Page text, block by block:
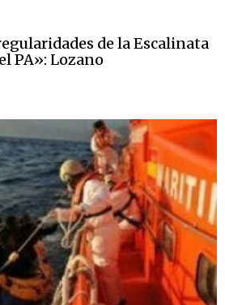
de la Escalinata
PA»: Lozano